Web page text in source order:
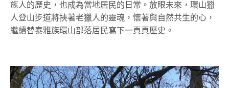
族人的歷史，也成為當地居民的日常。放眼未來，環山獵
人登山步道將挾著老獵人的靈魂，懷著與自然共生的心，
繼續替泰雅族環山部落居民寫下一頁頁歷史。